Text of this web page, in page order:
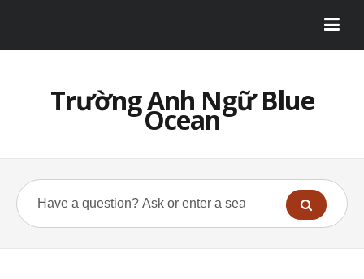
Trường Anh Ngữ Blue
Ocean